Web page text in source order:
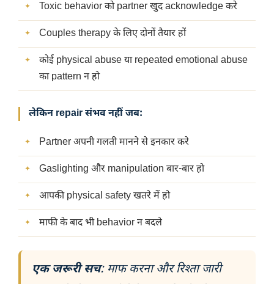
Toxic behavior को partner खुद acknowledge करे
Couples therapy के लिए दोनों तैयार हों
कोई physical abuse या repeated emotional abuse
का pattern न हो
लेकिन repair संभव नहीं जब:
Partner अपनी गलती मानने से इनकार करे
Gaslighting और manipulation बार-बार हो
आपकी physical safety खतरे में हो
माफी के बाद भी behavior न बदले
एक जरूरी सच: माफ करना और रिश्ता जारी